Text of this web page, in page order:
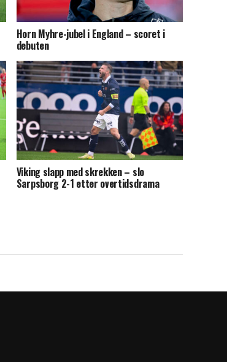
Horn Myhre-jubel i England – scoret i
debuten
Viking slapp med skrekken – slo
Sarpsborg 2-1 etter overtidsdrama